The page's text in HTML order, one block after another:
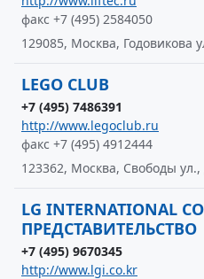
факс +7 (495) 2584050
129085, Москва, Годовикова
LEGO CLUB
+7 (495) 7486391
http://www.legoclub.ru
факс +7 (495) 4912444
123362, Москва, Свободы ул.,
LG INTERNATIONAL
ПРЕДСТАВИТЕЛЬСТВО
+7 (495) 9670345
http://www.lgi.co.kr